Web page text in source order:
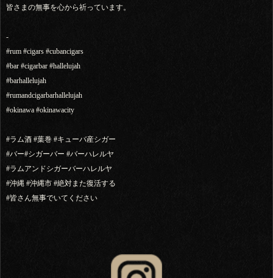
皆さまの無事を心から祈っています。
-
#rum #cigars #cubancigars
#bar #cigarbar #hallelujah
#barhallelujah
#rumandcigarbarhallelujah
#okinawa #okinawacity
#ラム酒 #葉巻 #キューバ産シガー
#バー#シガーバー #バーハレルヤ
#ラムアンドシガーバーハレルヤ
#沖縄 #沖縄市 #絶対また復活する
#皆さん無事でいてください